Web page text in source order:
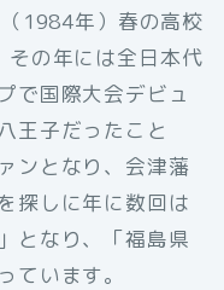
1984年）春の高校
その年には全日本代
で国際大会デビュ
王子だったこと
ンとなり、会津藩
探しに年に数回は
となり、「福島県
ています。